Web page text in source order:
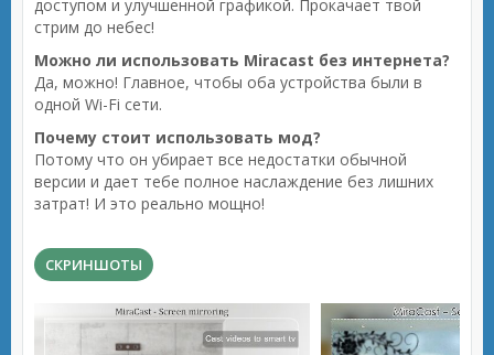
доступом и улучшенной графикой. Прокачает твой
стрим до небес!
Можно ли использовать Miracast без интернета?
Да, можно! Главное, чтобы оба устройства были в
одной Wi-Fi сети.
Почему стоит использовать мод?
Потому что он убирает все недостатки обычной
версии и дает тебе полное наслаждение без лишних
затрат! И это реально мощно!
СКРИНШОТЫ